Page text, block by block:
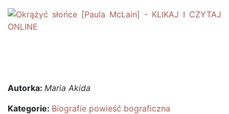
Autorka: Maria Akida
Kategorie: Biografie powieść bograficzna